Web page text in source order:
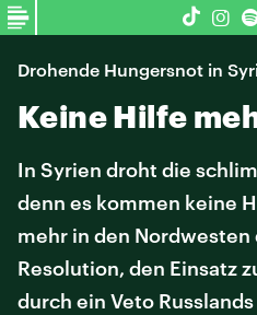
Drohende Hungersnot in
Keine Hilfe
In Syrien droht die
denn es kommen keine
mehr in den Nordwesten
Resolution, den Einsatz
durch ein Veto